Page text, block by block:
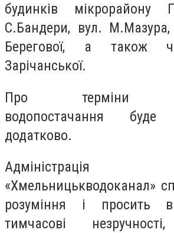
будинків мікрорайону
С.Бандери, вул.
Берегової, а також
Зарічанської.
Про терміни
водопостачання буде
додатково.
«Хмельницькводоканал»
розуміння і просить
тимчасові